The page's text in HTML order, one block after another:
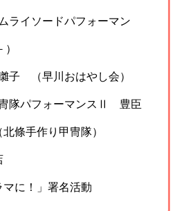
ライソードパフォーマン
子 （早川おはやし会）
隊パフォーマンスⅡ 豊臣
條手作り甲冑隊）
マに！」署名活動